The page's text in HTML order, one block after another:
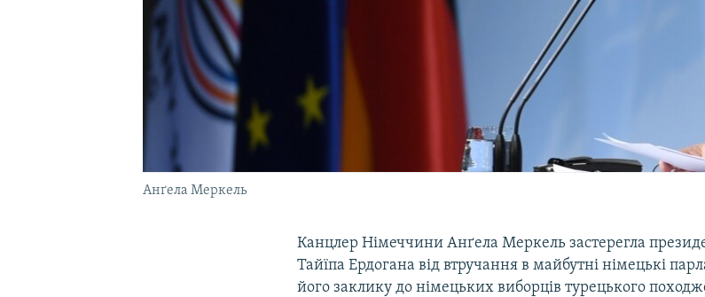
Анґела Меркель
Канцлер Німеччини Анґела Меркель застерегла
Тайїпа Ердогана від втручання в майбутні німецькі
його заклику до німецьких виборців турецького